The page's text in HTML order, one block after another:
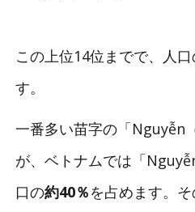
この上位14位までで、人
す。
一番多い苗字の「Nguyễn
が、ベトナムでは「
口の約40％を占めます。